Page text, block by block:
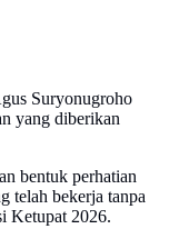
Suryonugroho
yang diberikan
bentuk perhatian
telah bekerja tanpa
Ketupat 2026.